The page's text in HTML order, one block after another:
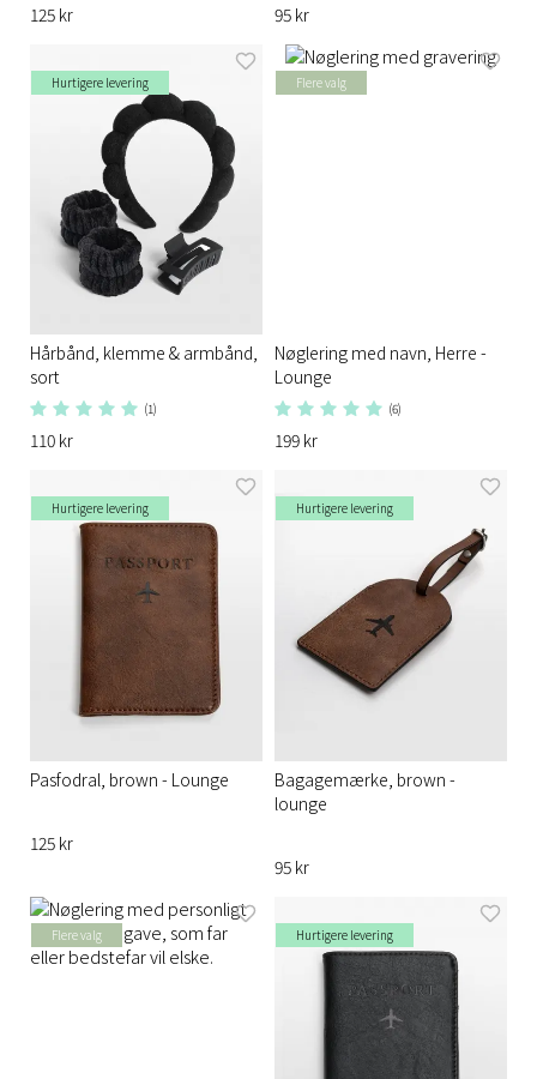
125 kr 95 kr
Hurtigere levering
Hårbånd, klemme & armbånd,
sort
(1)
110 kr
Flere valg
Nøglering med navn, Herre -
Lounge
(6)
199 kr
Hurtigere levering
Pasfodral, brown - Lounge
125 kr
Hurtigere levering
Bagagemærke, brown -
lounge
95 kr
Flere valg Hurtigere levering